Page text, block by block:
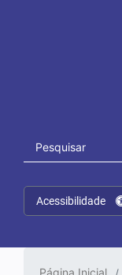
Acessibilidade
Página Inicial